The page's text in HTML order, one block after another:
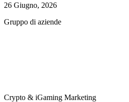
26 Giugno, 2026
Gruppo di aziende
Crypto & iGaming Marketing